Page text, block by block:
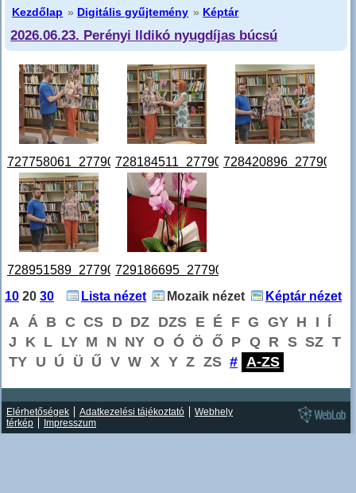
Kezdőlap » Digitális gyűjtemény » Képtár
2026.06.23. Perényi Ildikó nyugdíjas búcsú
10 20 30 Lista nézet Mozaik nézet Képtár nézet
A Á B C CS D DZ DZS E É F G GY H I Í
J
K L LY M N NY O Ó Ö Ő P Q R S SZ T
TY U Ú Ü Ű V W X Y Z ZS # A-ZS
Elérhetőségek Adatkezelési tájékoztató
Webhely
térkép
Impresszum